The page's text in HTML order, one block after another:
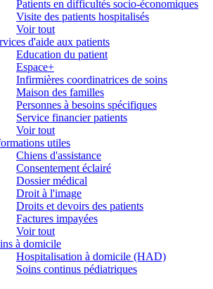
Patients en difficultés socio-économiques
Visite des patients hospitalisés
Voir tout
d'aide aux patients
Education du patient
Espace+
Infirmières coordinatrices de soins
Maison des familles
Personnes à besoins spécifiques
Service financier patients
Voir tout
utiles
Chiens d'assistance
Consentement éclairé
Dossier médical
Droit à l'image
Droits et devoirs des patients
Factures impayées
Voir tout
à domicile
Hospitalisation à domicile (HAD)
Soins continus pédiatriques